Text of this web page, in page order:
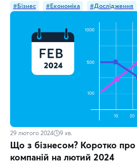
#Бізнес #Економіка #Дослідження
29 лютого 2024 9 хв.
Що з бізнесом? Коротко про
компаній на лютий 2024